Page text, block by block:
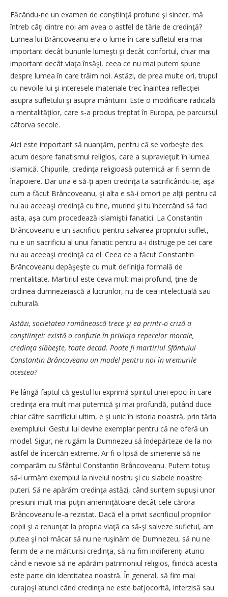
Făcându-ne un examen de conştiinţă profund şi sincer, mă
întreb câţi dintre noi am avea o astfel de tărie de credinţă?
Lumea lui Brâncoveanu era o lume în care sufletul era mai
important decât bunurile lumeşti şi decât confortul, chiar mai
important decât viaţa însăşi, ceea ce nu mai putem spune
despre lumea în care trăim noi. Astăzi, de prea multe ori, trupul
cu nevoile lui şi interesele materiale trec înaintea reflecţiei
asupra sufletului şi asupra mântuirii. Este o modificare radicală
a mentalităţilor, care s-a produs treptat în Europa, pe parcursul
câtorva secole.
Aici este important să nuanţăm, pentru că se vorbeşte des
acum despre fanatismul religios, care a supravieţuit în lumea
islamică. Chipurile, credinţa religioasă puternică ar fi semn de
înapoiere. Dar una e să-ţi aperi credinţa ta sacrificându-te, aşa
cum a făcut Brâncoveanu, şi alta e să-i omori pe alţii pentru că
nu au aceeaşi credinţă cu tine, murind şi tu încercând să faci
asta, aşa cum procedează islamiştii fanatici. La Constantin
Brâncoveanu e un sacrificiu pentru salvarea propriului suflet,
nu e un sacrificiu al unui fanatic pentru a-i distruge pe cei care
nu au aceeaşi credinţă ca el. Ceea ce a făcut Constantin
Brâncoveanu depăşeşte cu mult definiţia formală de
mentalitate. Martiriul este ceva mult mai profund, ţine de
ordinea dumnezeiască a lucrurilor, nu de cea intelectuală sau
culturală.
Astăzi, societatea românească trece şi ea printr-o criză a
conştiinţei: există o confuzie în privinţa reperelor morale,
credinţa slăbeşte, toate decad. Poate fi martiriul Sfântului
Constantin Brâncoveanu un model pentru noi în vremurile
acestea?
Pe lângă faptul că gestul lui exprimă spiritul unei epoci în care
credinţa era mult mai puternică şi mai profundă, putând duce
chiar către sacrificiul ultim, e şi unic în istoria noastră, prin tăria
exemplului. Gestul lui devine exemplar pentru că ne oferă un
model. Sigur, ne rugăm la Dumnezeu să îndepărteze de la noi
astfel de încercări extreme. Ar fi o lipsă de smerenie să ne
comparăm cu Sfântul Constantin Brâncoveanu. Putem totuşi
să-i urmăm exemplul la nivelul nostru şi cu slabele noastre
puteri. Să ne apărăm credinţa astăzi, când suntem supuşi unor
presiuni mult mai puţin ameninţătoare decât cele cărora
Brâncoveanu le-a rezistat. Dacă el a privit sacrificiul propriilor
copii şi a renunţat la propria viaţă ca să-şi salveze sufletul, am
putea şi noi măcar să nu ne ruşinăm de Dumnezeu, să nu ne
ferim de a ne mărturisi credinţa, să nu fim indiferenţi atunci
când e nevoie să ne apărăm patrimoniul religios, fiindcă acesta
este parte din identitatea noastră. În general, să fim mai
curajoşi atunci când credinţa ne este batjocorită, interzisă sau